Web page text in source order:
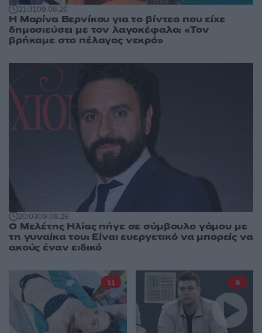
21:3109.08.26
Η Μαρίνα Βερνίκου για το βίντεο που είχε
δημοσιεύσει με τον λαγοκέφαλο: «Τον
βρήκαμε στο πέλαγος νεκρό»
20:0309.08.26
Ο Μελέτης Ηλίας πήγε σε σύμβουλο γάμου με
τη γυναίκα του: Είναι ευεργετικό να μπορείς να
ακούς έναν ειδικό
11 8